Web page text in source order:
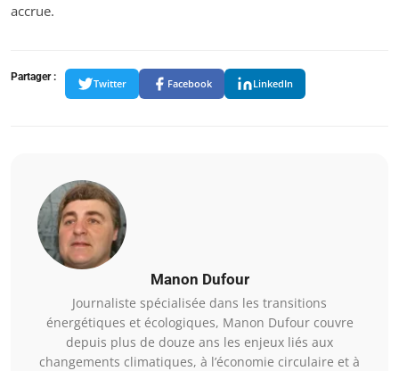
accrue.
Partager :
Twitter Facebook LinkedIn
Manon Dufour
Journaliste spécialisée dans les transitions
énergétiques et écologiques, Manon Dufour couvre
depuis plus de douze ans les enjeux liés aux
changements climatiques, à l’économie circulaire et à